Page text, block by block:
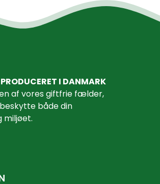
I DANMARK
af ​​vores giftfrie fælder,
både din
miljøet.